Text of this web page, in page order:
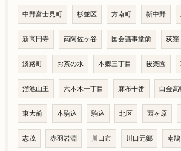
中野富士見町 杉並区 方南町 新中野
新高円寺 南阿佐ヶ谷 国会議事堂前 荻窪
淡路町 お茶の水 本郷三丁目 後楽園
溜池山王 六本木一丁目 麻布十番 白金高
東大前 本駒込 駒込 北区 西ヶ原
志茂 赤羽岩淵 川口市 川口元郷 南